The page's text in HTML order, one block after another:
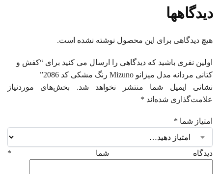
دیدگاهها
هیچ دیدگاهی برای این محصول نوشته نشده است.
اولین نفری باشید که دیدگاهی را ارسال می کنید برای “کفش و
کتانی مردانه مدل میزانو Mizuno رنگ مشکی کد 2086”
نشانی ایمیل شما منتشر نخواهد شد.
بخش‌های موردنیاز
علامت‌گذاری شده‌اند *
امتیاز شما *
دیدگاه شما *